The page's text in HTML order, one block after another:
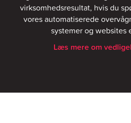
virksomhedsresultat, hvis du
vores automatiserede
systemer og websites
Læs mere om